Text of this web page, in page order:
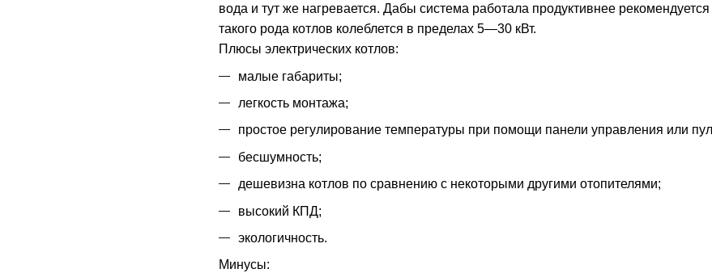
вода и тут же нагревается. Дабы система работала продуктивнее
такого рода котлов колеблется в пределах 5—30 кВт.
Плюсы электрических котлов:
малые габариты;
легкость монтажа;
простое регулирование температуры при помощи панели управления или
бесшумность;
дешевизна котлов по сравнению с некоторыми другими отопителями;
высокий КПД;
экологичность.
Минусы: